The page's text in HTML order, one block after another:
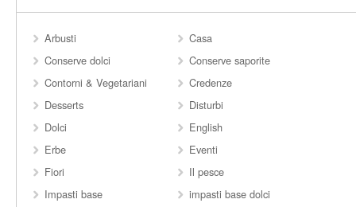
Arbusti
Casa
Conserve dolci
Conserve saporite
Contorni & Vegetariani
Credenze
Desserts
Disturbi
Dolci
English
Erbe
Eventi
Fiori
Il pesce
Impasti base
impasti base dolci